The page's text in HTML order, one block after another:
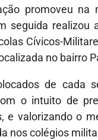
promoveu
seguida realizou
Cívicos-
no bairro
de cada
o intuito de
valorizando o
nos colégios